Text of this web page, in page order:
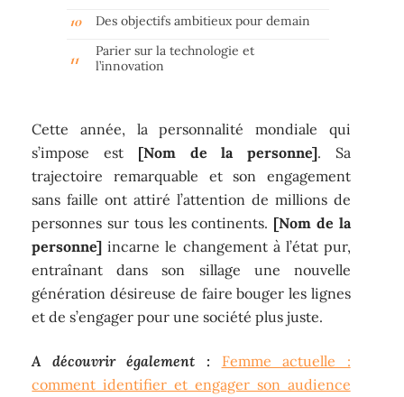
Des objectifs ambitieux pour demain
Parier sur la technologie et
l’innovation
Cette année, la personnalité mondiale qui
s’impose est [Nom de la personne]. Sa
trajectoire remarquable et son engagement
sans faille ont attiré l’attention de millions de
personnes sur tous les continents. [Nom de la
personne] incarne le changement à l’état pur,
entraînant dans son sillage une nouvelle
génération désireuse de faire bouger les lignes
et de s’engager pour une société plus juste.
A découvrir également :
Femme actuelle :
comment identifier et engager son audience